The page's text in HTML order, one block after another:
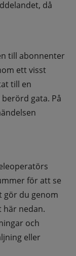
då
till abonnenter
ett visst
till en
gata. På
för att se
gör du genom
nedan.
och
eller